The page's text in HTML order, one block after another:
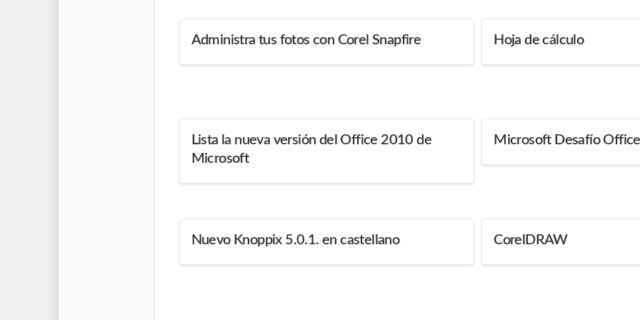
Administra tus fotos con Corel Snapfire Hoja de cálculo
Lista la nueva versión del Office 2010 de
Microsoft
Microsoft Desafío Office
Nuevo Knoppix 5.0.1. en castellano CorelDRAW